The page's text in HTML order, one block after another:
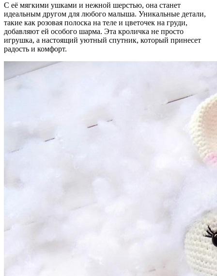
С её мягкими ушками и нежной шерстью, она станет
идеальным другом для любого малыша. Уникальные детали,
такие как розовая полоска на теле и цветочек на груди,
добавляют ей особого шарма. Эта кроличка не просто
игрушка, а настоящий уютный спутник, который принесет
радость и комфорт.